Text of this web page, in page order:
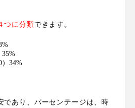
つに分類できます。
35%
）34%
あり、パーセンテージは、時